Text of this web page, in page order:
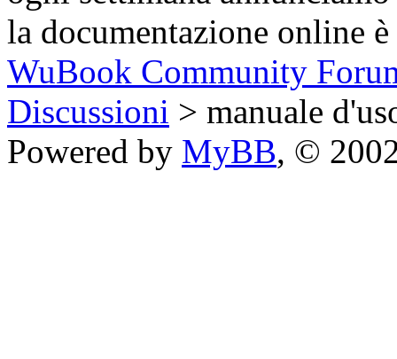
la documentazione online
WuBook Community
Discussioni > manuale
Powered by MyBB, ©